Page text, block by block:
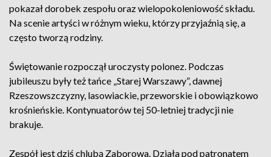
pokazał dorobek zespołu oraz wielopokoleniowość składu.
Na scenie artyści w różnym wieku, którzy przyjaźnią się, a
często tworzą rodziny.
Świętowanie rozpoczął uroczysty polonez. Podczas
jubileuszu były też tańce „Starej Warszawy”, dawnej
Rzeszowszczyzny, lasowiackie, przeworskie i obowiązkowo
krośnieńskie. Kontynuatorów tej 50-letniej tradycji nie
brakuje.
Zespół jest dziś chlubą Zaborowa. Działa pod patronatem